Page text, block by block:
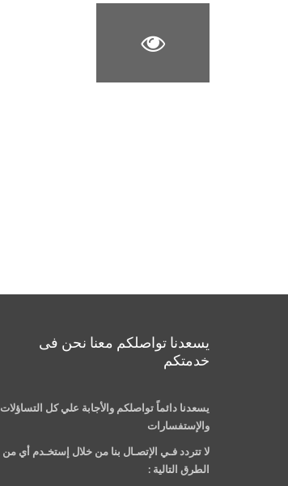
يسعدنا تواصلكم معنا نحن فى
خدمتكم
يسعدنا دائماً تواصلكم والأجابة علي كل التساؤلات
والإستفسارات
لا تتردد فـي الإتصـال بنا من خلال إستخـدم أي من
الطرق التالية :